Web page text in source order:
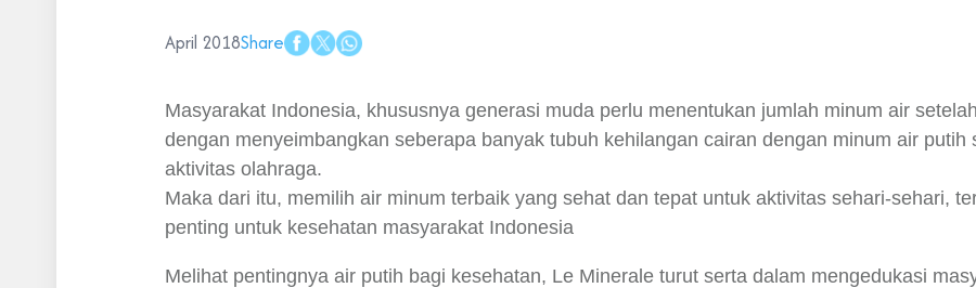
April 2018Share
Masyarakat Indonesia, khususnya generasi muda perlu menentukan jumlah minum air
dengan menyeimbangkan seberapa banyak tubuh kehilangan cairan dengan minum air
aktivitas olahraga.
Maka dari itu, memilih air minum terbaik yang sehat dan tepat untuk aktivitas sehari-sehari,
penting untuk kesehatan masyarakat Indonesia
Melihat pentingnya air putih bagi kesehatan, Le Minerale turut serta dalam mengedukasi